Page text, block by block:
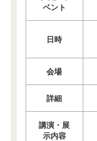
ベント
日時
会場
詳細
講演・展
示内容